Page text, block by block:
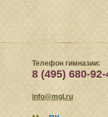
Телефон гимназии:
8 (495) 680-92-
info@mgl.ru